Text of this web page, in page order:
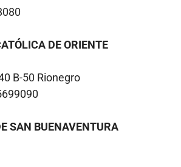
DE ORIENTE
B-50 Rionegro
SAN BUENAVENTURA